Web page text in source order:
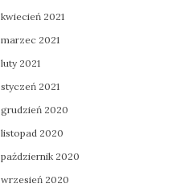
kwiecień 2021
marzec 2021
luty 2021
styczeń 2021
grudzień 2020
listopad 2020
październik 2020
wrzesień 2020